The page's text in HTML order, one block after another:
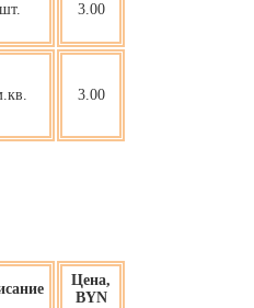
шт. 3.00
3.00
Цена,
BYN